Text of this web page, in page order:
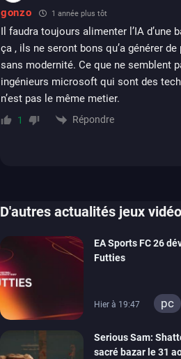
gonzo 1 année plus tôt
Il faudra toujours alimenter l’IA d’une
ça , ils ne seront bons qu’a générer
sans modernité. Ce que ne semblent
ingénieurs microsoft qui sont des
n’est pas le même metier.
1 Répondre
D'autres actualités jeux
EA Sports FC 26
Futties
Hier à 19:47 pc
Serious Sam:
sacré bazar le 31